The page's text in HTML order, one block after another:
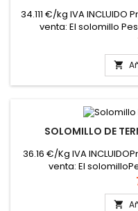
34.111 €/kg IVA
venta: El solomillo

SOLOMILLO DE
36.16 €/Kg IVA
venta: El
